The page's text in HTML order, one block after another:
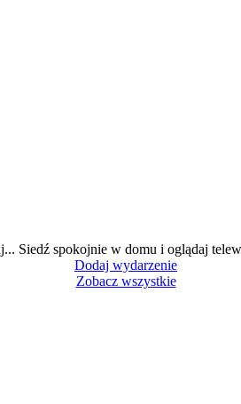
Siedź spokojnie w domu i oglądaj
Dodaj wydarzenie
Zobacz wszystkie